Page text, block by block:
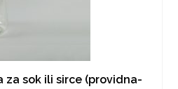
za sok ili sirce (providna-